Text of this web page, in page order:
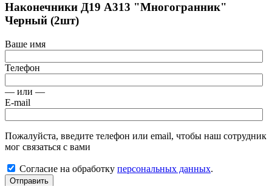
Наконечники Д19 А313 "Многогранник"
Черный (2шт)
Ваше имя
Телефон
— или —
E-mail
Пожалуйста, введите телефон или email, чтобы наш сотрудник
мог связаться с вами
Согласие на обработку персональных данных.
Отправить